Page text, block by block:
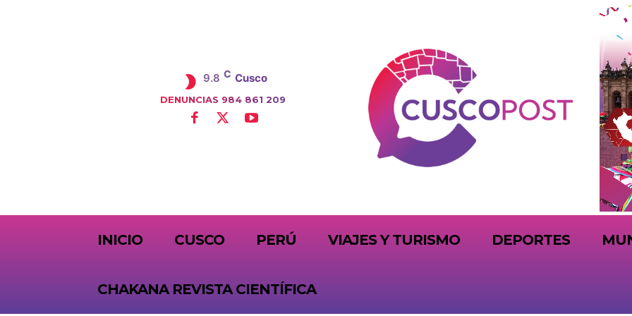
9.8 C Cusco
DENUNCIAS 984 861 209
INICIO CUSCO PERÚ VIAJES Y TURISMO DEPORTES
CHAKANA REVISTA CIENTÍFICA